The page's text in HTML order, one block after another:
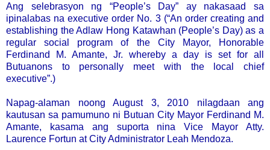
Ang selebrasyon ng “People’s Day” ay nakasaad sa
ipinalabas na executive order No. 3 (“An order creating and
establishing the Adlaw Hong Katawhan (People’s Day) as a
regular social program of the City Mayor, Honorable
Ferdinand M. Amante, Jr. whereby a day is set for all
Butuanons to personally meet with the local chief
executive”.)
Napag-alaman noong August 3, 2010 nilagdaan ang
kautusan sa pamumuno ni Butuan City Mayor Ferdinand M.
Amante, kasama ang suporta nina Vice Mayor Atty.
Laurence Fortun at City Administrator Leah Mendoza.